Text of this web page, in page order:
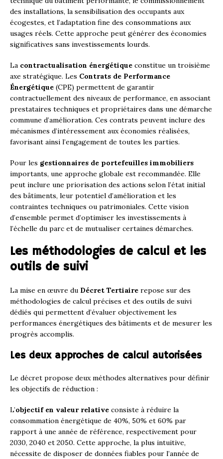
des installations, la sensibilisation des occupants aux
écogestes, et l’adaptation fine des consommations aux
usages réels. Cette approche peut générer des économies
significatives sans investissements lourds.
La contractualisation énergétique constitue un troisième
axe stratégique. Les Contrats de Performance
Énergétique (CPE) permettent de garantir
contractuellement des niveaux de performance, en associant
prestataires techniques et propriétaires dans une démarche
commune d’amélioration. Ces contrats peuvent inclure des
mécanismes d’intéressement aux économies réalisées,
favorisant ainsi l’engagement de toutes les parties.
Pour les gestionnaires de portefeuilles immobiliers
importants, une approche globale est recommandée. Elle
peut inclure une priorisation des actions selon l’état initial
des bâtiments, leur potentiel d’amélioration et les
contraintes techniques ou patrimoniales. Cette vision
d’ensemble permet d’optimiser les investissements à
l’échelle du parc et de mutualiser certaines démarches.
Les méthodologies de calcul et les
outils de suivi
La mise en œuvre du Décret Tertiaire repose sur des
méthodologies de calcul précises et des outils de suivi
dédiés qui permettent d’évaluer objectivement les
performances énergétiques des bâtiments et de mesurer les
progrès accomplis.
Les deux approches de calcul autorisées
Le décret propose deux méthodes alternatives pour définir
les objectifs de réduction :
L’objectif en valeur relative consiste à réduire la
consommation énergétique de 40%, 50% et 60% par
rapport à une année de référence, respectivement pour
2030, 2040 et 2050. Cette approche, la plus intuitive,
nécessite de disposer de données fiables pour l’année de